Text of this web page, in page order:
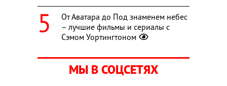
От Аватара до Под знаменем небес
– лучшие фильмы и сериалы с
Сэмом Уортингтоном
МЫ В СОЦСЕТЯХ